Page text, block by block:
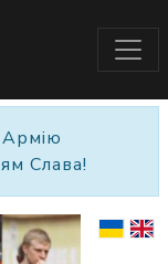
Слава!